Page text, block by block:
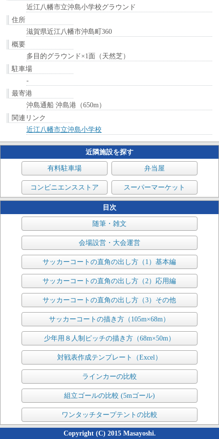
近江八幡市立沖島小学校グラウンド
住所
滋賀県近江八幡市沖島町360
概要
多目的グラウンド×1面（天然芝）
駐車場
-
最寄港
沖島通船 沖島港（650m）
関連リンク
近江八幡市立沖島小学校
近隣施設を探す
有料駐車場 弁当屋
コンビニエンスストア スーパーマーケット
目次
随筆・雑文
会場設営・大会運営
サッカーコートの直角の出し方（1）基本編
サッカーコートの直角の出し方（2）応用編
サッカーコートの直角の出し方（3）その他
サッカーコートの描き方（105m×68m）
少年用８人制ピッチの描き方（68m×50m）
対戦表作成テンプレート（Excel）
ラインカーの比較
組立ゴールの比較 (5mゴール)
ワンタッチタープテントの比較
Copyright (C) 2015 Masayoshi.